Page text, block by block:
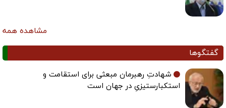
مشاهده همه
گفتگوها
شهادتِ رهبرمان مبعثی برای استقامت و
استکبارستیزیِ در جهان است